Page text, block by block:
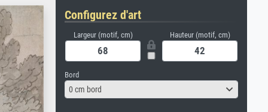
Configurez d'art
Largeur (motif, cm) Hauteur (motif, cm)
Bord
0 cm bord